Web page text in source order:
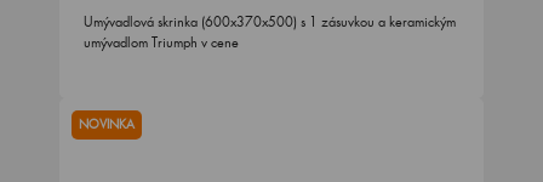
Umývadlová skrinka (600x370x500) s 1 zásuvkou a keramickým
umývadlom Triumph v cene
NOVINKA